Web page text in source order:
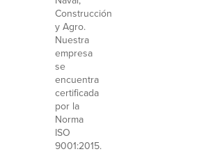
Construcción
y Agro.
Nuestra
empresa
se
encuentra
certificada
por la
Norma
ISO
9001:2015.